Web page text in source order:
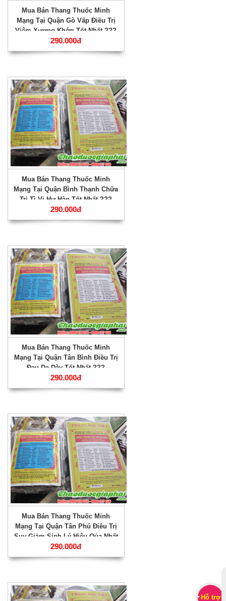
Mua Bán Thang Thuốc Minh
Mạng Tại Quận Gò Vấp Điều Trị
Viêm Xương Khớp Tốt Nhất ???
290.000đ
Mua Bán Thang Thuốc Minh
Mạng Tại Quận Bình Thạnh Chữa
Trị Tì Vị Hư Hàn Tốt Nhất ???
290.000đ
Mua Bán Thang Thuốc Minh
Mạng Tại Quận Tân Bình Điều Trị
Đau Dạ Dày Tốt Nhất ???
290.000đ
Mua Bán Thang Thuốc Minh
Mạng Tại Quận Tân Phú Điều Trị
Suy Giảm Sinh Lý Hiệu Qủa Nhất
???
290.000đ
Hỗ trợ